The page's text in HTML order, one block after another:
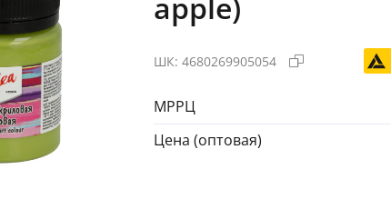
ШК: 4680269905054
МРРЦ
Цена (оптовая)